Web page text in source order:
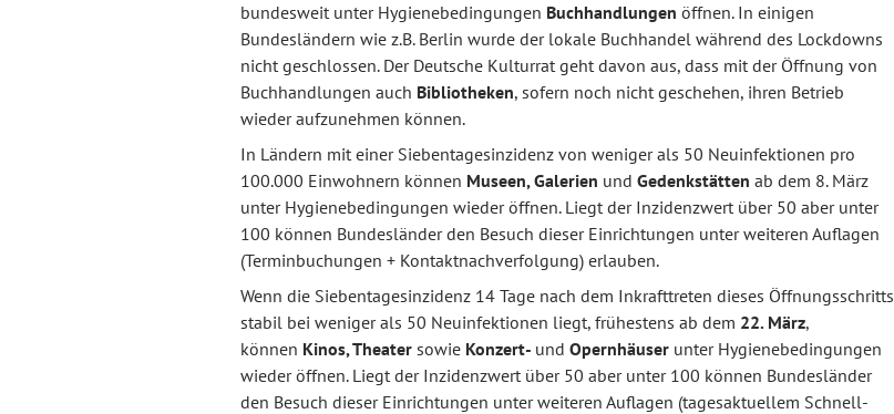
bundesweit unter Hygienebedingungen Buchhandlungen öffnen. In einigen
Bundesländern wie z.B. Berlin wurde der lokale Buchhandel während des Lockdowns
nicht geschlossen. Der Deutsche Kulturrat geht davon aus, dass mit der Öffnung von
Buchhandlungen auch Bibliotheken, sofern noch nicht geschehen, ihren Betrieb
wieder aufzunehmen können.
In Ländern mit einer Siebentagesinzidenz von weniger als 50 Neuinfektionen pro
100.000 Einwohnern können Museen, Galerien und Gedenkstätten ab dem 8. März
unter Hygienebedingungen wieder öffnen. Liegt der Inzidenzwert über 50 aber unter
100 können Bundesländer den Besuch dieser Einrichtungen unter weiteren Auflagen
(Terminbuchungen + Kontaktnachverfolgung) erlauben.
Wenn die Siebentagesinzidenz 14 Tage nach dem Inkrafttreten dieses Öffnungsschritts
stabil bei weniger als 50 Neuinfektionen liegt, frühestens ab dem 22. März,
können Kinos, Theater sowie Konzert- und Opernhäuser unter Hygienebedingungen
wieder öffnen. Liegt der Inzidenzwert über 50 aber unter 100 können Bundesländer
den Besuch dieser Einrichtungen unter weiteren Auflagen (tagesaktuellem Schnell-